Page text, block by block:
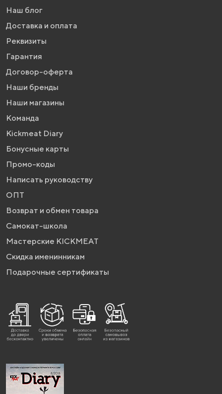
Наш блог
Доставка и оплата
Реквизиты
Гарантия
Договор-оферта
Наши бренды
Наши магазины
Команда
Kickmeat Diary
Бонусные карты
Промо-коды
Написать руководству
ОПТ
Возврат и обмен товара
Самокат-школа
Мастерские KICKMEAT
Скидка именинникам
Подарочные сертификаты